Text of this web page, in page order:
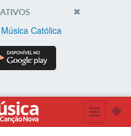
Católica